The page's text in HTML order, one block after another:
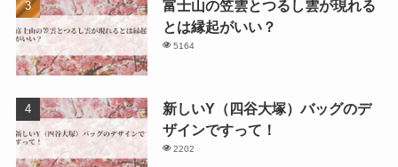
富士山の笠雲とつるし雲が現れる
とは縁起がいい？
5164
新しいY（四谷大塚）バッグのデ
ザインですって！
2202